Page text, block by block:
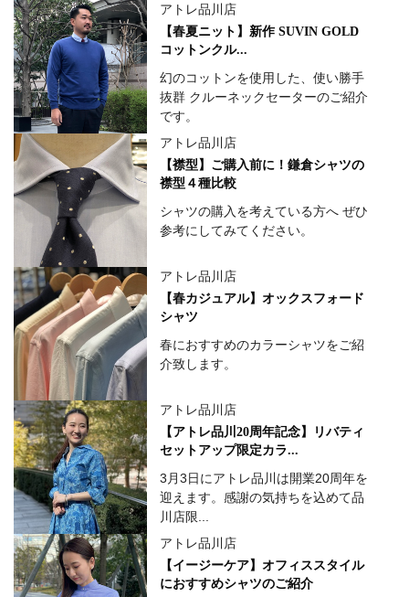
アトレ品川店
【春夏ニット】新作 SUVIN GOLD
コットンクル...
幻のコットンを使用した、使い勝手
抜群 クルーネックセーターのご紹介
です。
アトレ品川店
【襟型】ご購入前に！鎌倉シャツの
襟型４種比較
シャツの購入を考えている方へ ぜひ
参考にしてみてください。
アトレ品川店
【春カジュアル】オックスフォード
シャツ
春におすすめのカラーシャツをご紹
介致します。
アトレ品川店
【アトレ品川20周年記念】リバティ
セットアップ限定カラ...
3月3日にアトレ品川は開業20周年を
迎えます。感謝の気持ちを込めて品
川店限...
アトレ品川店
【イージーケア】オフィススタイル
におすすめシャツのご紹介